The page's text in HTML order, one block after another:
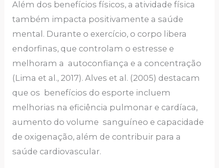
Além dos benefícios físicos, a atividade física
também impacta positivamente a saúde
mental. Durante o exercício, o corpo libera
endorfinas, que controlam o estresse e
melhoram a autoconfiança e a concentração
(Lima et al., 2017). Alves et al. (2005) destacam
que os benefícios do esporte incluem
melhorias na eficiência pulmonar e cardíaca,
aumento do volume sanguíneo e capacidade
de oxigenação, além de contribuir para a
saúde cardiovascular.